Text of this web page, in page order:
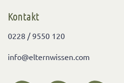
Kontakt
0228 / 9550 120
info@elternwissen.com